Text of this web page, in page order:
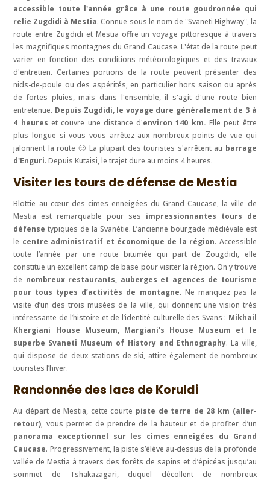
accessible toute l'année grâce à une route goudronnée qui
relie Zugdidi à Mestia. Connue sous le nom de "Svaneti Highway", la
route entre Zugdidi et Mestia offre un voyage pittoresque à travers
les magnifiques montagnes du Grand Caucase. L'état de la route peut
varier en fonction des conditions météorologiques et des travaux
d'entretien. Certaines portions de la route peuvent présenter des
nids-de-poule ou des aspérités, en particulier hors saison ou après
de fortes pluies, mais dans l'ensemble, il s'agit d'une route bien
entretenue. Depuis Zugdidi, le voyage dure généralement de 3 à
4 heures et couvre une distance d'environ 140 km. Elle peut être
plus longue si vous vous arrêtez aux nombreux points de vue qui
jalonnent la route 🙂 La plupart des touristes s'arrêtent au barrage
d'Enguri. Depuis Kutaisi, le trajet dure au moins 4 heures.
Visiter les tours de défense de Mestia
Blottie au cœur des cimes enneigées du Grand Caucase, la ville de
Mestia est remarquable pour ses impressionnantes tours de
défense typiques de la Svanétie. L’ancienne bourgade médiévale est
le centre administratif et économique de la région. Accessible
toute l’année par une route bitumée qui part de Zougdidi, elle
constitue un excellent camp de base pour visiter la région. On y trouve
de nombreux restaurants, auberges et agences de tourisme
pour tous types d’activités de montagne. Ne manquez pas la
visite d’un des trois musées de la ville, qui donnent une vision très
intéressante de l’histoire et de l’identité culturelle des Svans : Mikhail
Khergiani House Museum, Margiani's House Museum et le
superbe Svaneti Museum of History and Ethnography. La ville,
qui dispose de deux stations de ski, attire également de nombreux
touristes l’hiver.
Randonnée des lacs de Koruldi
Au départ de Mestia, cette courte piste de terre de 28 km (aller-
retour), vous permet de prendre de la hauteur et de profiter d’un
panorama exceptionnel sur les cimes enneigées du Grand
Caucase. Progressivement, la piste s’élève au-dessus de la profonde
vallée de Mestia à travers des forêts de sapins et d’épicéas jusqu’au
sommet de Tshakazagari, duquel décollent de nombreux